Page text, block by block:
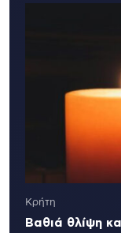
Κρήτη
Βαθιά θλίψη